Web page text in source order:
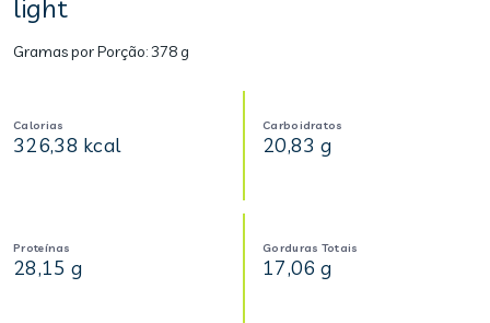
light
Gramas por Porção:378 g
Calorias
326,38 kcal
Carboidratos
20,83 g
Proteínas
28,15 g
Gorduras Totais
17,06 g